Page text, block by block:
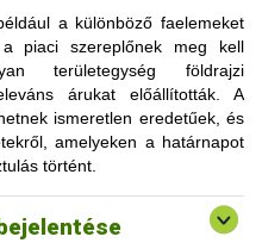
a különböző faelemeket
piaci szereplőnek meg kell
területegység földrajzi
árukat előállították. A
ismeretlen eredetűek, és
amelyeken a határnapot
történt.
halmokban, tartályokban stb.
és minden, folyamatos
megaz a gyakorlat, hogy
áru helyett csak annak
jelentik be, amit az EU-
ez sérti a rendelet azon
eredetű termékek
előállításuk helyszínéül
A piaci szereplő azonban
áruk tényleges előállítási
földrajzi koordinátáit
be „többlet” területet,
nyomon követhető a
ismeretlen eredetű vagy